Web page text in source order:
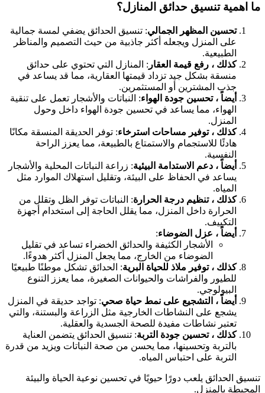
ما اهمية تنسيق حدائق المنازل؟
تحسين المظهر الجمالي: تنسيق الحدائق يضفي لمسة جمالية
على المنزل ويجعله أكثر جاذبية من حيث التصميم والمناظر
الطبيعية.
كذلك ، رفع قيمة العقار : المنازل التي تحتوي على حدائق
منسقة بشكل جيد تزداد قيمتها العقارية، مما قد يساعد في
جذب المشترين أو المستثمرين.
أيضاً ، تحسين جودة الهواء: النباتات والأشجار تعمل على تنقية
الهواء، مما يساعد في تحسين جودة الهواء داخل وحول
المنزل.
كذلك ، توفير مساحات استرخاء: توفر الحديقة المنسقة مكانًا
هادئًا للاستجمام والاستمتاع بالطبيعة، مما يعزز الراحة
النفسية.
أيضاً ، دعم الاستدامة البيئية: زراعة النباتات المحلية والأشجار
يساعد في الحفاظ على البيئة، وتقليل استهلاك الموارد مثل
المياه.
كذلك ، تنظيم درجة الحرارة: النباتات توفر الظل وتقلل من
الحرارة داخل المنزل، مما يقلل الحاجة إلى استخدام أجهزة
التكييف.
أيضاً ، عزل الضوضاء:
الأشجار الكثيفة والحدائق الخضراء تساعد في تقليل
الضوضاء من الخارج، مما يجعل المنزل أكثر هدوءًا.
كذلك ، توفير ملاذ للحياة البرية: الحدائق تشكل موطنًا طبيعيًا
للطيور والفراشات والحيوانات الصغيرة، مما يعزز التنوع
البيولوجي.
أيضاً ، التشجيع على نمط حياة صحي: تواجد حديقة في المنزل
يشجع على النشاطات الخارجية مثل الزراعة والبستنة، والتي
تعتبر نشاطات مفيدة للصحة الجسدية والعقلية.
كذلك ، تحسين جودة التربة: تنسيق الحدائق يتضمن العناية
بالتربة وتحسينها، مما يحسن من صحة النباتات ويزيد من قدرة
التربة على احتباس المياه.
تنسيق الحدائق يلعب دورًا حيويًا في تحسين نوعية الحياة والبيئة
المحيطة بالمنزل.